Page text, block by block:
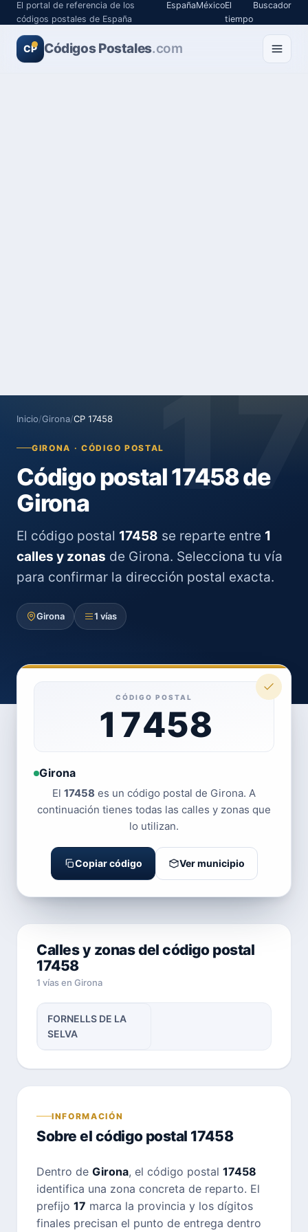
El portal de referencia de los
códigos postales de España
EspañaMéxicoEl
tiempo
Buscador
CP Códigos Postales.com
Inicio/Girona/CP 17458
GIRONA · CÓDIGO POSTAL
Código postal 17458 de
Girona
El código postal 17458 se reparte entre 1
calles y zonas de Girona. Selecciona tu vía
para confirmar la dirección postal exacta.
Girona 1 vías
CÓDIGO POSTAL
17458
Girona
El 17458 es un código postal de Girona. A
continuación tienes todas las calles y zonas que
lo utilizan.
Copiar código Ver municipio
Calles y zonas del código postal
17458
1 vías en Girona
FORNELLS DE LA
SELVA
INFORMACIÓN
Sobre el código postal 17458
Dentro de Girona, el código postal 17458
identifica una zona concreta de reparto. El
prefijo 17 marca la provincia y los dígitos
finales precisan el punto de entrega dentro